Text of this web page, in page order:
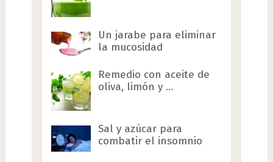
Un jarabe para eliminar
la mucosidad
Remedio con aceite de
oliva, limón y …
Sal y azúcar para
combatir el insomnio